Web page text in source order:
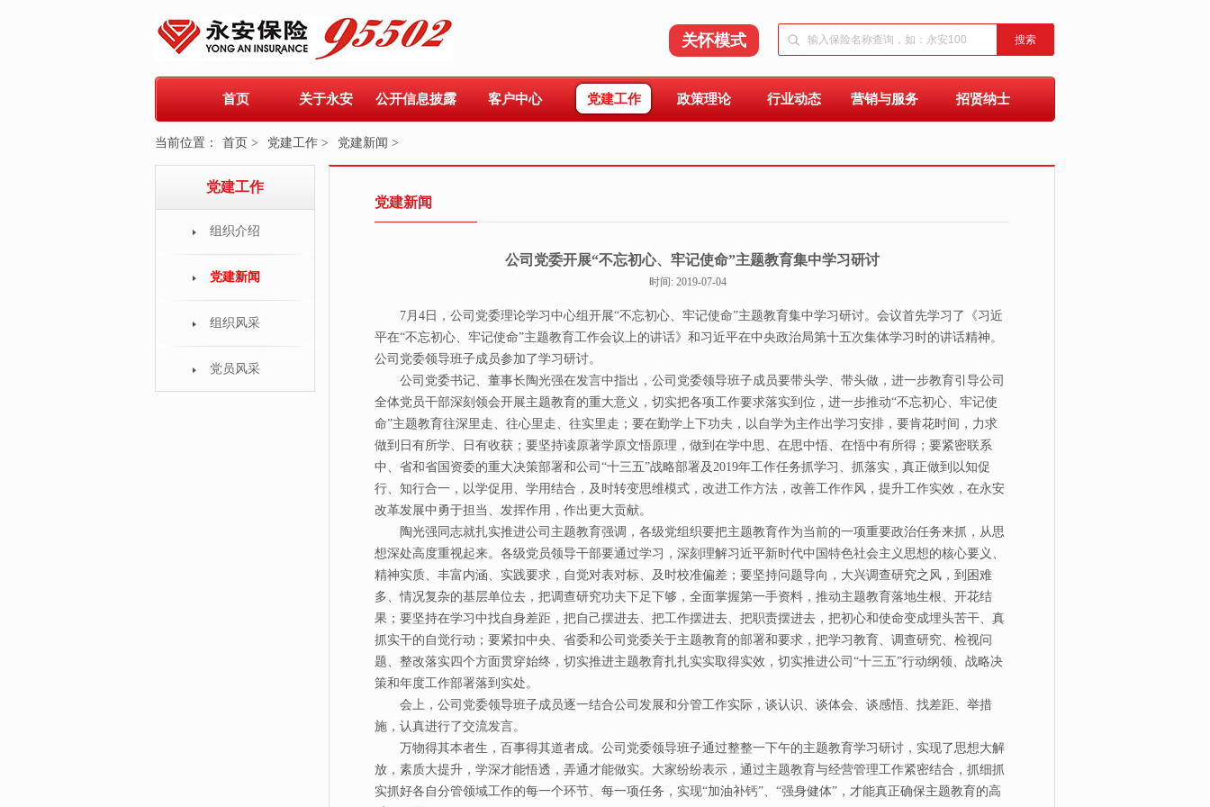
关怀模式 搜索
首页 关于永安 公开信息披露 客户中心 党建工作 政策理论 行业动态 营销与服务 招贤纳士
当前位置： 首页 > 党建工作 > 党建新闻 >
党建工作
组织介绍
党建新闻
组织风采
党员风采
党建新闻
公司党委开展“不忘初心、牢记使命”主题教育集中学习研讨
时间: 2019-07-04
7月4日，公司党委理论学习中心组开展“不忘初心、牢记使命”主题教育集中学习研讨。会议首先学习了《习近
平在“不忘初心、牢记使命”主题教育工作会议上的讲话》和习近平在中央政治局第十五次集体学习时的讲话精神。
公司党委领导班子成员参加了学习研讨。
公司党委书记、董事长陶光强在发言中指出，公司党委领导班子成员要带头学、带头做，进一步教育引导公司
全体党员干部深刻领会开展主题教育的重大意义，切实把各项工作要求落实到位，进一步推动“不忘初心、牢记使
命”主题教育往深里走、往心里走、往实里走；要在勤学上下功夫，以自学为主作出学习安排，要肯花时间，力求
做到日有所学、日有收获；要坚持读原著学原文悟原理，做到在学中思、在思中悟、在悟中有所得；要紧密联系
中、省和省国资委的重大决策部署和公司“十三五”战略部署及2019年工作任务抓学习、抓落实，真正做到以知促
行、知行合一，以学促用、学用结合，及时转变思维模式，改进工作方法，改善工作作风，提升工作实效，在永安
改革发展中勇于担当、发挥作用，作出更大贡献。
陶光强同志就扎实推进公司主题教育强调，各级党组织要把主题教育作为当前的一项重要政治任务来抓，从思
想深处高度重视起来。各级党员领导干部要通过学习，深刻理解习近平新时代中国特色社会主义思想的核心要义、
精神实质、丰富内涵、实践要求，自觉对表对标、及时校准偏差；要坚持问题导向，大兴调查研究之风，到困难
多、情况复杂的基层单位去，把调查研究功夫下足下够，全面掌握第一手资料，推动主题教育落地生根、开花结
果；要坚持在学习中找自身差距，把自己摆进去、把工作摆进去、把职责摆进去，把初心和使命变成埋头苦干、真
抓实干的自觉行动；要紧扣中央、省委和公司党委关于主题教育的部署和要求，把学习教育、调查研究、检视问
题、整改落实四个方面贯穿始终，切实推进主题教育扎扎实实取得实效，切实推进公司“十三五”行动纲领、战略决
策和年度工作部署落到实处。
会上，公司党委领导班子成员逐一结合公司发展和分管工作实际，谈认识、谈体会、谈感悟、找差距、举措
施，认真进行了交流发言。
万物得其本者生，百事得其道者成。公司党委领导班子通过整整一下午的主题教育学习研讨，实现了思想大解
放，素质大提升，学深才能悟透，弄通才能做实。大家纷纷表示，通过主题教育与经营管理工作紧密结合，抓细抓
实抓好各自分管领域工作的每一个环节、每一项任务，实现“加油补钙”、“强身健体”，才能真正确保主题教育的高